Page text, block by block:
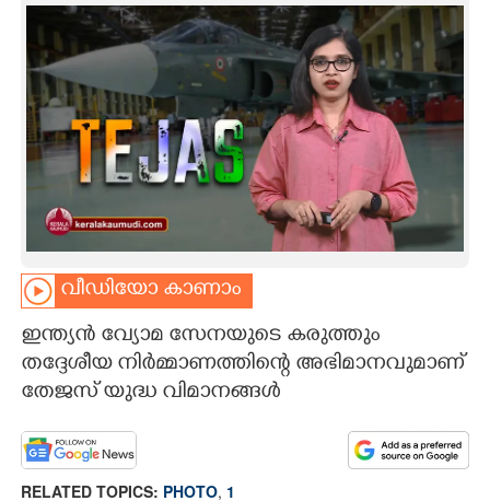
LIFESTYLE
SPIRITUAL
INFO+
ART
ASTRO
CARTOONS
LITERATURE
ZOOM
വീഡിയോ കാണാം
ഇന്ത്യൻ വ്യോമ സേനയുടെ കരുത്തും
തദ്ദേശീയ നിർമ്മാണത്തിന്റെ അഭിമാനവുമാണ്
തേജസ് യുദ്ധ വിമാനങ്ങൾ
RELATED TOPICS: PHOTO, 1